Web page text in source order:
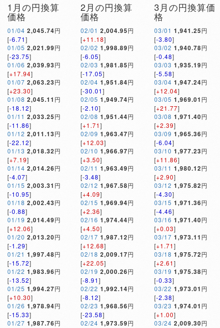
1月の円換算
価格
01/04 2,045.74円
[-6.71]
01/05 2,021.99円
[-23.75]
01/06 2,039.93円
[+17.94]
01/07 2,063.23円
[+23.30]
01/08 2,045.11 円
[-18.12]
01/11 2,033.25円
[-11.86]
01/12 2,011.13円
[-22.12]
01/13 2,018.32円
[+7.19]
01/14 2,014.26円
[-4.07]
01/15 2,003.31 円
[-10.95]
01/18 2,002.43円
[-0.88]
01/19 2,014.49円
[+12.06]
01/20 2,013.20円
[-1.29]
01/21 1,997.48円
[-15.72]
01/22 1,983.96円
[-13.52]
01/25 1,994.27円
[+10.30]
01/26 1,978.94円
[-15.33]
01/27 1,987.76円
2月の円換算
価格
02/01 2,004.95円
[+11.18]
02/02 1,998.89円
[-6.05]
02/03 1,981.85円
[-17.05]
02/04 1,951.84円
[-30.01]
02/05 1,949.74円
[-2.10]
02/08 1,951.44円
[+1.71]
02/09 1,963.47円
[+12.03]
02/10 1,966.97円
[+3.50]
02/11 1,963.49円
[-3.48]
02/12 1,967.58円
[+4.09]
02/15 1,969.94円
[+2.36]
02/16 1,974.44円
[+4.50]
02/17 1,987.12円
[+12.68]
02/18 2,009.17円
[+22.05]
02/19 2,000.26円
[-8.91]
02/22 1,992.14円
[-8.12]
02/23 1,968.56円
[-23.58]
02/24 1,973.59円
3月の円換算価
格
03/01 1,941.25円
[-3.80]
03/02 1,940.78円
[-0.48]
03/03 1,935.19円
[-5.58]
03/04 1,947.24円
[+12.04]
03/05 1,969.01 円
[+21.77]
03/08 1,971.40円
[+2.39]
03/09 1,965.36円
[-6.04]
03/10 1,977.23円
[+11.86]
03/11 1,980.12円
[+2.90]
03/12 1,975.82円
[-4.30]
03/15 1,971.36円
[-4.46]
03/16 1,971.40円
[+0.03]
03/17 1,973.11 円
[+1.71]
03/18 1,975.72円
[+2.61]
03/19 1,975.38円
[-0.33]
03/22 1,973.01 円
[-2.38]
03/23 1,974.01 円
[+1.00]
03/24 2,009.30円